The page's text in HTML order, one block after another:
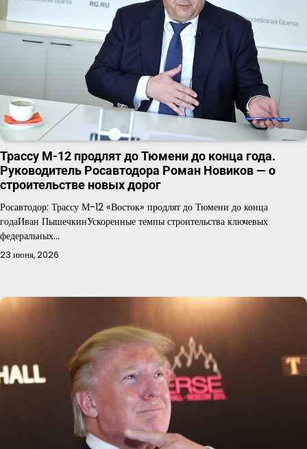
Трассу М-12 продлят до Тюмени до конца года.
Руководитель Росавтодора Роман Новиков — о
строительстве новых дорог
Росавтодор: Трассу М-12 «Восток» продлят до Тюмени до конца
годаИван ПышечкинУскоренные темпы строительства ключевых
федеральных…
23 июня, 2026